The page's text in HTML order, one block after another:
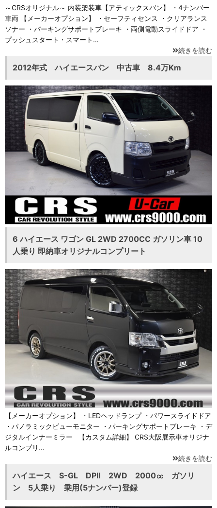
～CRSオリジナル～ 内装架装車【アティックスバン】 ・4ナンバー
車両 【メーカーオプション】 ・セーフティセンス ・クリアランス
ソナー ・パーキングサポートブレーキ ・両側電動スライドドア ・
プッシュスタート・スマート…
続きを読む
2012年式 ハイエースバン 中古車 8.4万Km
6 ハイエース ワゴン GL 2WD 2700CC ガソリン車 10
人乗り 即納車オリジナルコンプリート
【メーカーオプション】 ・LEDヘッドランプ ・パワースライドドア
・パノラミックビューモニター ・パーキングサポートブレーキ ・デ
ジタルインナーミラー 【カスタム詳細】 CRS大阪展示車オリジナ
ルコンプリ…
続きを読む
ハイエース S-GL DPⅡ 2WD 2000㏄ ガソリ
ン 5人乗り 乗用(5ナンバー)登録